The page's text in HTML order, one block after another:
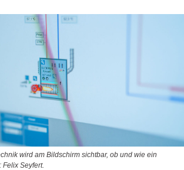
wird am Bildschirm sichtbar, ob und wie ein
Felix Seyfert.